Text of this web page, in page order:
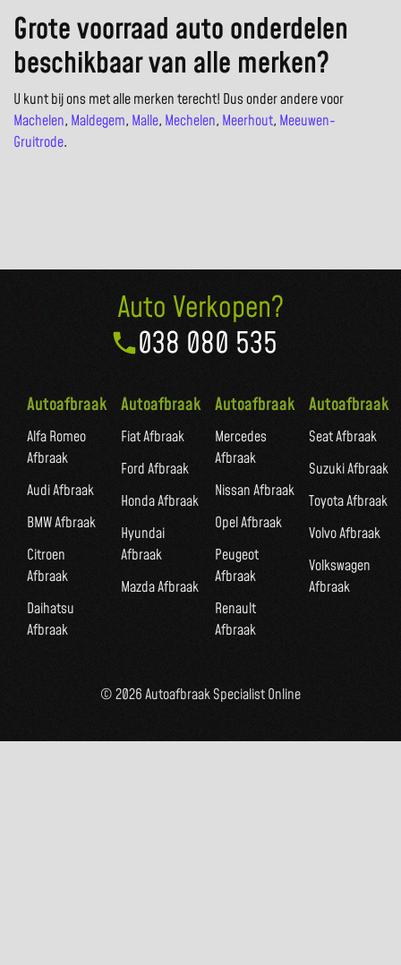
Grote voorraad auto onderdelen
beschikbaar van alle merken?
U kunt bij ons met alle merken terecht! Dus onder andere voor
Machelen, Maldegem, Malle, Mechelen, Meerhout, Meeuwen-
Gruitrode.
Auto Verkopen?
038 080 535
Autoafbraak
Alfa Romeo
Afbraak
Audi Afbraak
BMW Afbraak
Citroen
Afbraak
Daihatsu
Afbraak
Autoafbraak
Fiat Afbraak
Ford Afbraak
Honda Afbraak
Hyundai
Afbraak
Mazda Afbraak
Autoafbraak
Mercedes
Afbraak
Nissan Afbraak
Opel Afbraak
Peugeot
Afbraak
Renault
Afbraak
Autoafbraak
Seat Afbraak
Suzuki Afbraak
Toyota Afbraak
Volvo Afbraak
Volkswagen
Afbraak
© 2026 Autoafbraak Specialist Online